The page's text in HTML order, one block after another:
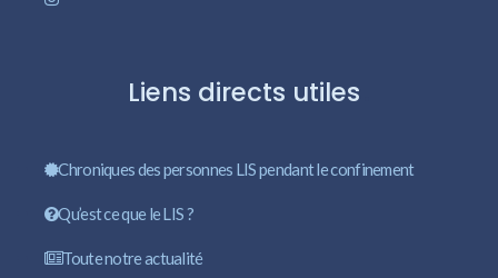
Liens directs utiles
Chroniques des personnes LIS pendant le confinement
Qu’est ce que le LIS ?
Toute notre actualité